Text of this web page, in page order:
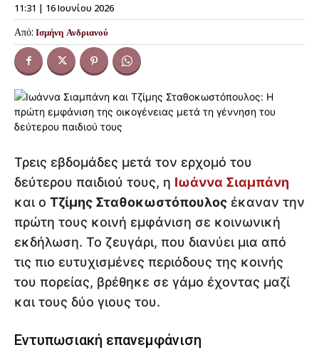
11:31 | 16 Ιουνίου 2026
Από: Ισμήνη Ανδριανού
Τρεις εβδομάδες μετά τον ερχομό του
δεύτερου παιδιού τους, η Ιωάννα Σιαμπάνη
και ο Τζίμης Σταθοκωστόπουλος έκαναν την
πρώτη τους κοινή εμφάνιση σε κοινωνική
εκδήλωση. Το ζευγάρι, που διανύει μια από
τις πιο ευτυχισμένες περιόδους της κοινής
του πορείας, βρέθηκε σε γάμο έχοντας μαζί
και τους δύο γιους του.
Εντυπωσιακή επανεμφάνιση